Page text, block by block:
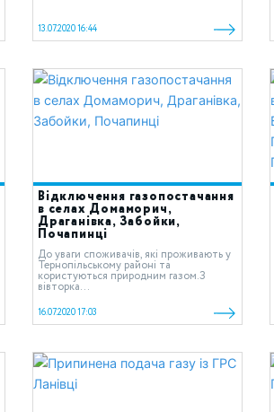
13.07.2020 16:44
Відключення газопостачання
в селах Домаморич,
Драганівка, Забойки,
Почапинці
До уваги споживачів, які проживають у
Тернопільському районі та
користуються природним газом.З
вівторка...
16.07.2020 17:03